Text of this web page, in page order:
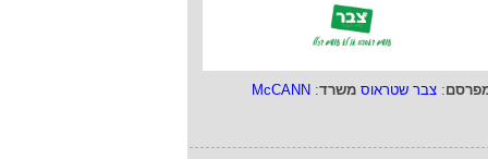
: צבר שטראוס משרד:
McCANN